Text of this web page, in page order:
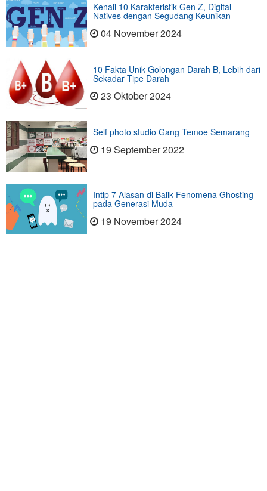
Kenali 10 Karakteristik Gen Z, Digital
Natives dengan Segudang Keunikan
04 November 2024
10 Fakta Unik Golongan Darah B, Lebih dari
Sekadar Tipe Darah
23 Oktober 2024
Self photo studio Gang Temoe Semarang
19 September 2022
Intip 7 Alasan di Balik Fenomena Ghosting
pada Generasi Muda
19 November 2024